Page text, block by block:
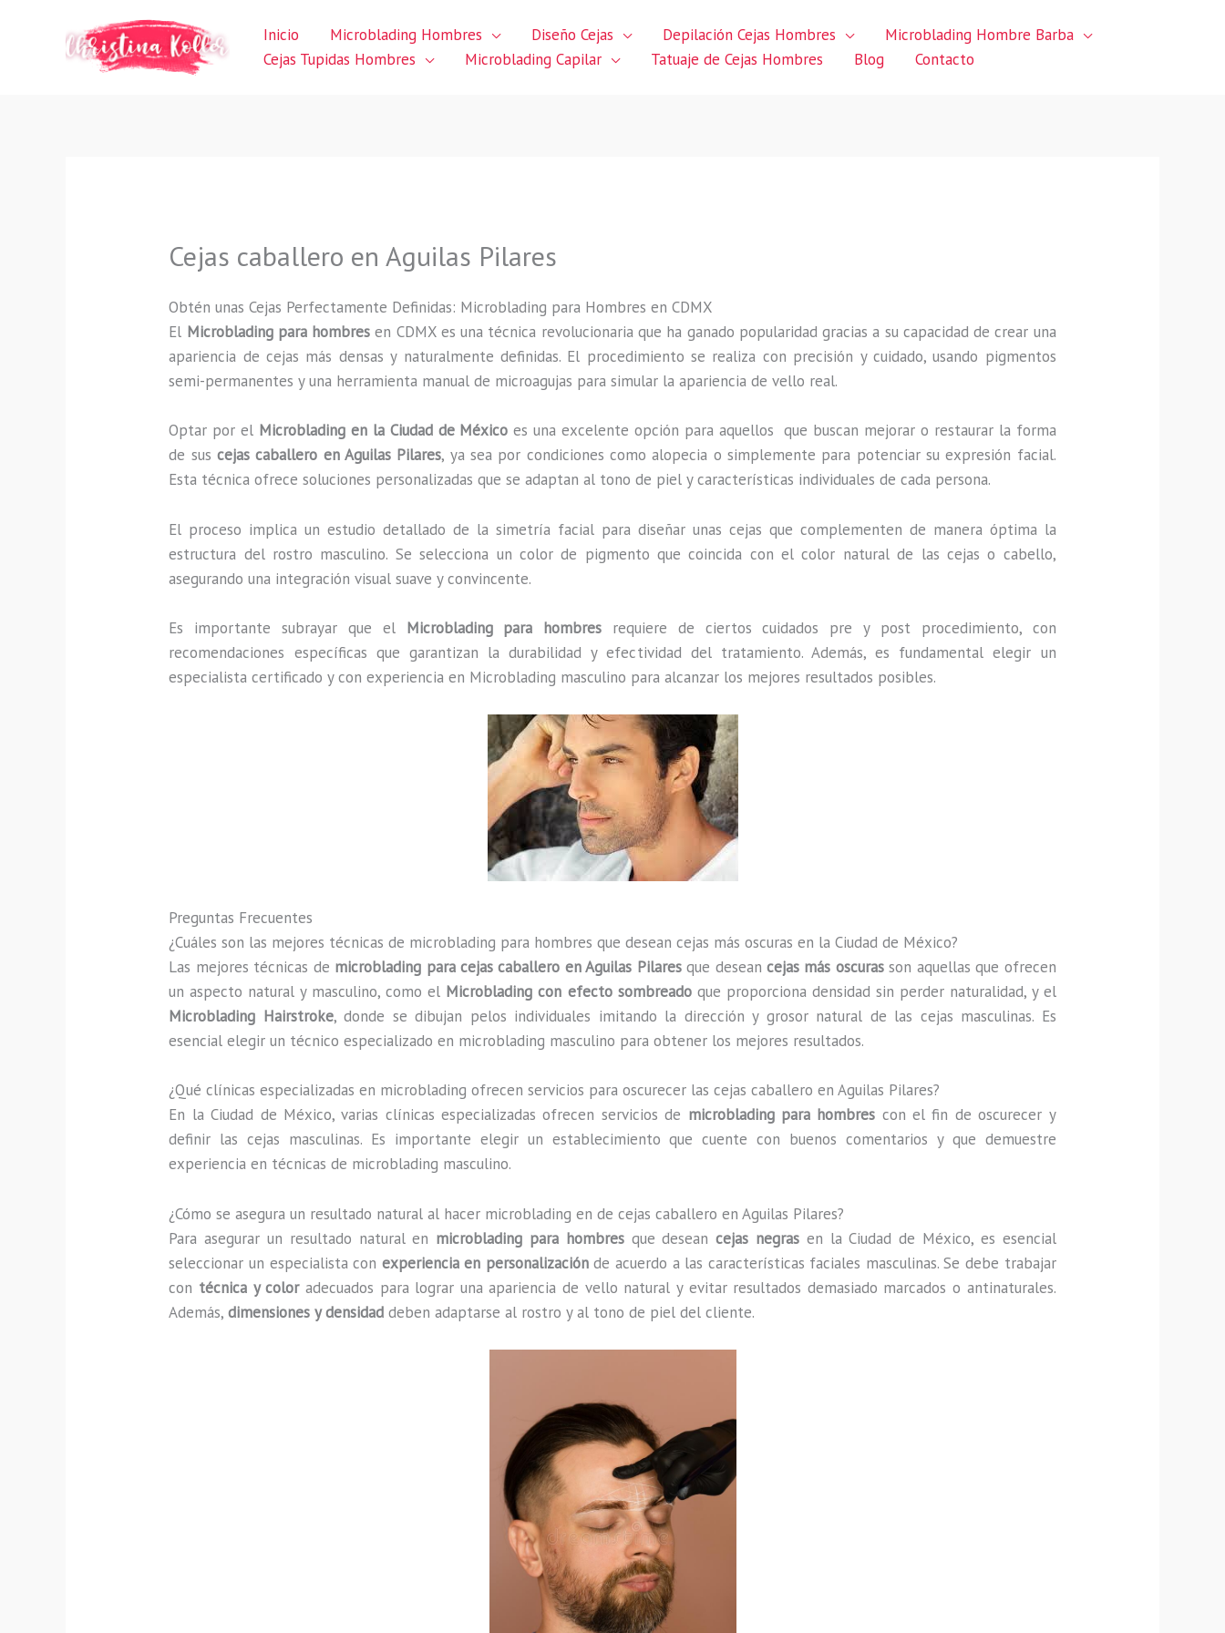
Inicio Microblading Hombres Diseño Cejas Depilación Cejas Hombres
Microblading Hombre Barba
Cejas Tupidas Hombres
Microblading Capilar Tatuaje de Cejas Hombres Blog Contacto
Cejas caballero en Aguilas Pilares
Obtén unas Cejas Perfectamente Definidas: Microblading para Hombres en CDMX
El Microblading para hombres en CDMX es una técnica revolucionaria que ha ganado popularidad gracias a su capacidad de crear una
apariencia de cejas más densas y naturalmente definidas. El procedimiento se realiza con precisión y cuidado, usando pigmentos
semi-permanentes y una herramienta manual de microagujas para simular la apariencia de vello real.
Optar por el Microblading en la Ciudad de México es una excelente opción para aquellos que buscan mejorar o restaurar la forma
de sus cejas caballero en Aguilas Pilares, ya sea por condiciones como alopecia o simplemente para potenciar su expresión facial.
Esta técnica ofrece soluciones personalizadas que se adaptan al tono de piel y características individuales de cada persona.
El proceso implica un estudio detallado de la simetría facial para diseñar unas cejas que complementen de manera óptima la
estructura del rostro masculino. Se selecciona un color de pigmento que coincida con el color natural de las cejas o cabello,
asegurando una integración visual suave y convincente.
Es importante subrayar que el Microblading para hombres requiere de ciertos cuidados pre y post procedimiento, con
recomendaciones específicas que garantizan la durabilidad y efectividad del tratamiento. Además, es fundamental elegir un
especialista certificado y con experiencia en Microblading masculino para alcanzar los mejores resultados posibles.
Preguntas Frecuentes
¿Cuáles son las mejores técnicas de microblading para hombres que desean cejas más oscuras en la Ciudad de México?
Las mejores técnicas de microblading para cejas caballero en Aguilas Pilaresque deseancejas más oscurasson aquellas que ofrecen
un aspecto natural y masculino, como el Microblading con efecto sombreadoque proporciona densidad sin perder naturalidad, y el
Microblading Hairstroke, donde se dibujan pelos individuales imitando la dirección y grosor natural de las cejas masculinas. Es
esencial elegir un técnico especializado en microblading masculino para obtener los mejores resultados.
¿Qué clínicas especializadas en microblading ofrecen servicios para oscurecer las cejas caballero en Aguilas Pilares?
En la Ciudad de México, varias clínicas especializadas ofrecen servicios de microblading para hombres con el fin de oscurecer y
definir las cejas masculinas. Es importante elegir un establecimiento que cuente con buenos comentarios y que demuestre
experiencia en técnicas de microblading masculino.
¿Cómo se asegura un resultado natural al hacer microblading en de cejas caballero en Aguilas Pilares?
Para asegurar un resultado natural en microblading para hombresque deseancejas negras en la Ciudad de México, es esencial
seleccionar un especialista con experiencia en personalizaciónde acuerdo a las características faciales masculinas. Se debe trabajar
con técnica y coloradecuados para lograr una apariencia de vello natural y evitar resultados demasiado marcados o antinaturales.
Además,dimensiones y densidad deben adaptarse al rostro y al tono de piel del cliente.